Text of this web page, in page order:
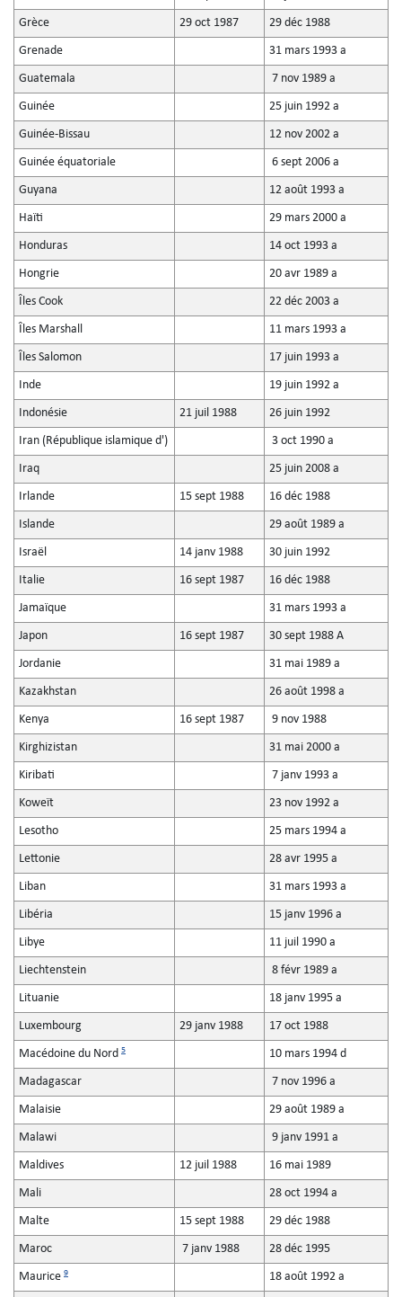
Grèce 29 oct 1987 29 déc 1988
Grenade 31 mars 1993 a
Guatemala 7 nov 1989 a
Guinée 25 juin 1992 a
Guinée-Bissau 12 nov 2002 a
Guinée équatoriale 6 sept 2006 a
Guyana 12 août 1993 a
Haïti 29 mars 2000 a
Honduras 14 oct 1993 a
Hongrie 20 avr 1989 a
Îles Cook 22 déc 2003 a
Îles Marshall 11 mars 1993 a
Îles Salomon 17 juin 1993 a
Inde 19 juin 1992 a
Indonésie 21 juil 1988 26 juin 1992
Iran (République islamique d') 3 oct 1990 a
Iraq 25 juin 2008 a
Irlande 15 sept 1988 16 déc 1988
Islande 29 août 1989 a
Israël 14 janv 1988 30 juin 1992
Italie 16 sept 1987 16 déc 1988
Jamaïque 31 mars 1993 a
Japon 16 sept 1987 30 sept 1988 A
Jordanie 31 mai 1989 a
Kazakhstan 26 août 1998 a
Kenya 16 sept 1987 9 nov 1988
Kirghizistan 31 mai 2000 a
Kiribati 7 janv 1993 a
Koweït 23 nov 1992 a
Lesotho 25 mars 1994 a
Lettonie 28 avr 1995 a
Liban 31 mars 1993 a
Libéria 15 janv 1996 a
Libye 11 juil 1990 a
Liechtenstein 8 févr 1989 a
Lituanie 18 janv 1995 a
Luxembourg 29 janv 1988 17 oct 1988
Macédoine du Nord 5 10 mars 1994 d
Madagascar 7 nov 1996 a
Malaisie 29 août 1989 a
Malawi 9 janv 1991 a
Maldives 12 juil 1988 16 mai 1989
Mali 28 oct 1994 a
Malte 15 sept 1988 29 déc 1988
Maroc 7 janv 1988 28 déc 1995
Maurice 9 18 août 1992 a